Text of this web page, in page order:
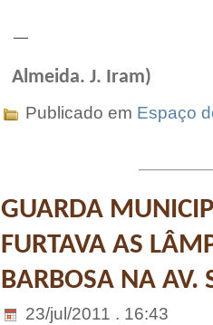
—
Almeida. J. Iram)
Publicado em Espaço
GUARDA
FURTAVA AS
BARBOSA NA AV.
23/jul/2011 . 16:43